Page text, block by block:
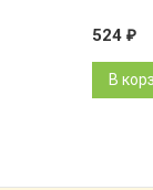
524 ₽
В